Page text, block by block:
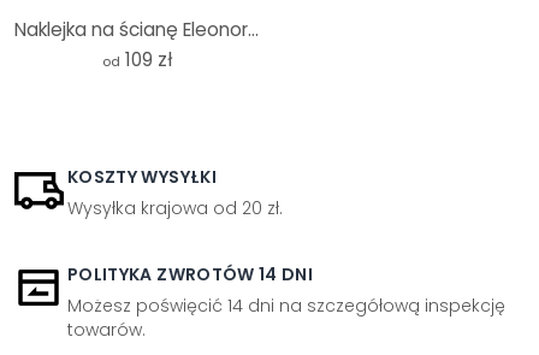
Naklejka na ścianę Eleonora - Love brushstrokes - Round
od 109 zł
KOSZTY WYSYŁKI
Wysyłka krajowa od 20 zł.
POLITYKA ZWROTÓW 14 DNI
Możesz poświęcić 14 dni na szczegółową inspekcję
towarów.